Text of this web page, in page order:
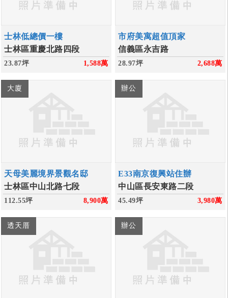
士林低總價一樓
士林區重慶北路四段
23.87坪 1,588萬
市府美寓超值頂家
信義區永吉路
28.97坪 2,688萬
大廈
天母美麗境界景觀名邸
士林區中山北路七段
112.55坪 8,900萬
辦公
E33南京復興站住辦
中山區長安東路二段
45.49坪 3,980萬
透天厝 辦公